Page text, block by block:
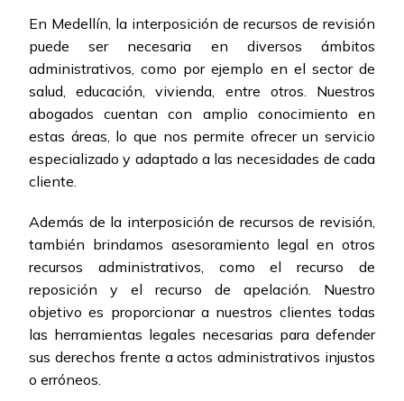
En Medellín, la interposición de recursos de revisión
puede ser necesaria en diversos ámbitos
administrativos, como por ejemplo en el sector de
salud, educación, vivienda, entre otros. Nuestros
abogados cuentan con amplio conocimiento en
estas áreas, lo que nos permite ofrecer un servicio
especializado y adaptado a las necesidades de cada
cliente.
Además de la interposición de recursos de revisión,
también brindamos asesoramiento legal en otros
recursos administrativos, como el recurso de
reposición y el recurso de apelación. Nuestro
objetivo es proporcionar a nuestros clientes todas
las herramientas legales necesarias para defender
sus derechos frente a actos administrativos injustos
o erróneos.